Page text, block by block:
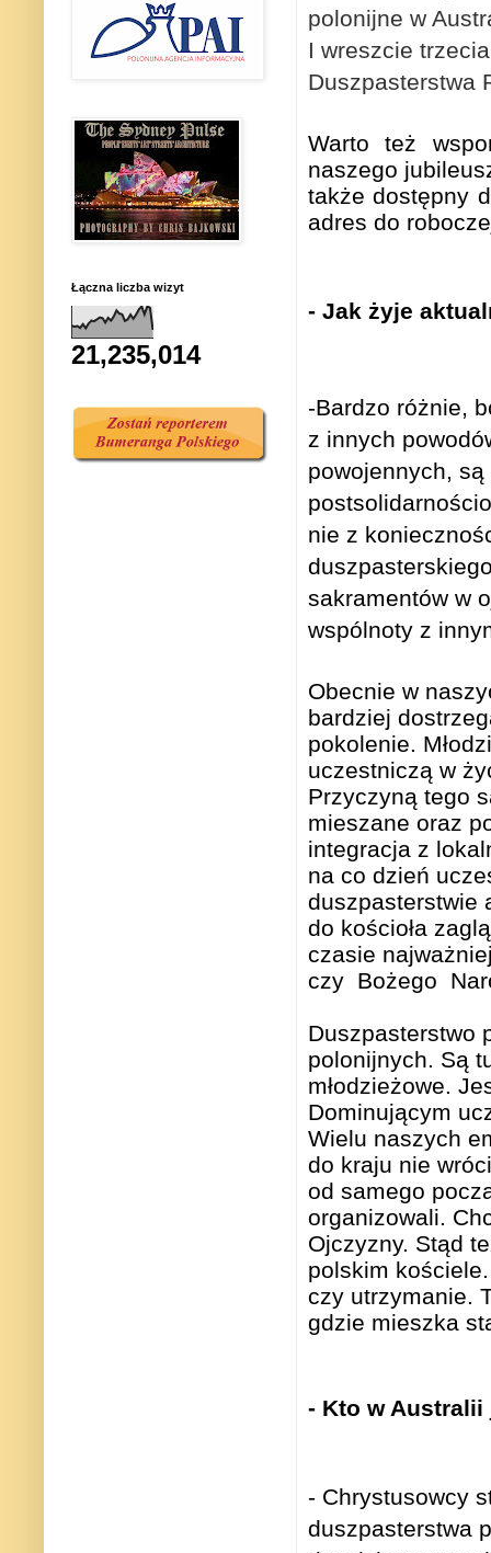
polonijne w
I wreszcie
Duszpasterstwa
Warto też
naszego
także dostępny
adres do
- Jak żyje
-Bardzo różnie,
z innych
powojennych,
nie z
sakramentów w
wspólnoty z
Obecnie w
bardziej
pokolenie. Młodzi
uczestniczą w
Przyczyną tego
mieszane oraz
integracja z
na co dzień
duszpasterstwie
do kościoła
czasie
czy Bożego
Duszpasterstwo
polonijnych. Są
młodzieżowe.
Dominującym
Wielu naszych
do kraju nie
od samego
organizowali.
Ojczyzny. Stąd
polskim
czy utrzymanie.
gdzie mieszka
- Kto w
- Chrystusowcy
duszpasterstwa
Łączna liczba wizyt
21,235,014